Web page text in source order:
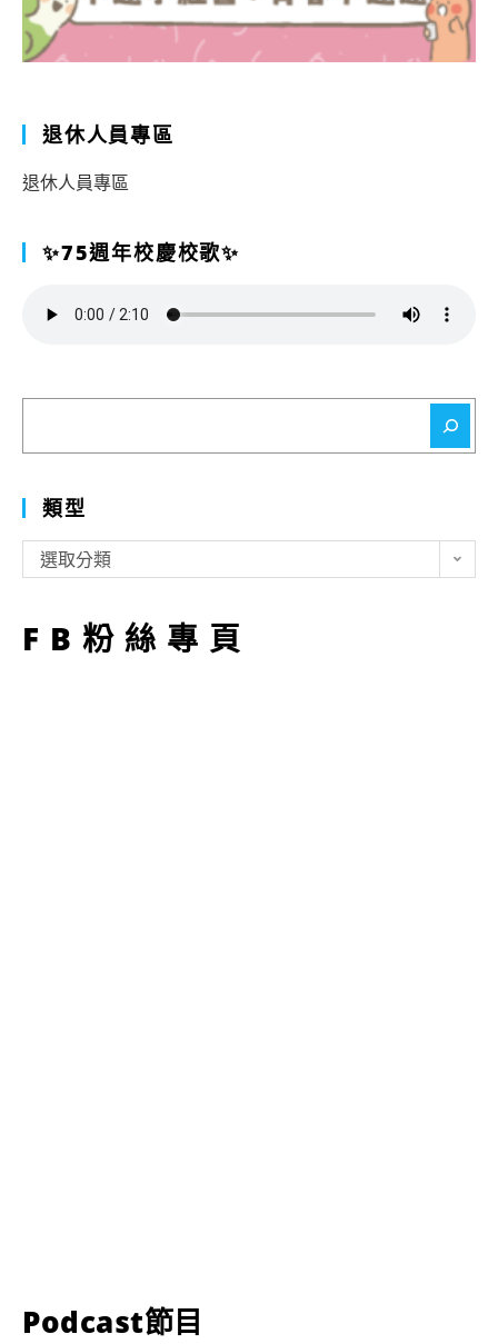
退休人員專區
退休人員專區
✨75週年校慶校歌✨
類型
型
選取分類
FB粉絲專頁
Podcast節目